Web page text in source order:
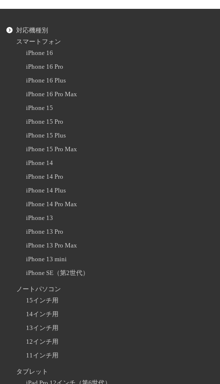
対応機種別
スマートフォン
iPhone 16
iPhone 16 Pro
iPhone 16 Plus
iPhone 16 Pro Max
iPhone 15
iPhone 15 Pro
iPhone 15 Plus
iPhone 15 Pro Max
iPhone 14
iPhone 14 Pro
iPhone 14 Plus
iPhone 14 Pro Max
iPhone 13
iPhone 13 Pro
iPhone 13 Pro Max
iPhone 13 mini
iPhone SE（第2世代）
ノートパソコン
15インチ用
14インチ用
13インチ用
12インチ用
11インチ用
タブレット